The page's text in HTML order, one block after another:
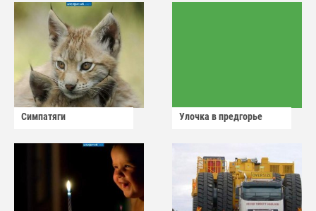
Симпатяги Улочка в предгорье